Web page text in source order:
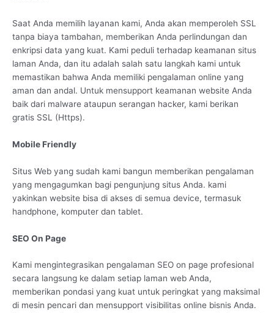
Saat Anda memilih layanan kami, Anda akan memperoleh SSL
tanpa biaya tambahan, memberikan Anda perlindungan dan
enkripsi data yang kuat. Kami peduli terhadap keamanan situs
laman Anda, dan itu adalah salah satu langkah kami untuk
memastikan bahwa Anda memiliki pengalaman online yang
aman dan andal. Untuk mensupport keamanan website Anda
baik dari malware ataupun serangan hacker, kami berikan
gratis SSL (Https).
Mobile Friendly
Situs Web yang sudah kami bangun memberikan pengalaman
yang mengagumkan bagi pengunjung situs Anda. kami
yakinkan website bisa di akses di semua device, termasuk
handphone, komputer dan tablet.
SEO On Page
Kami mengintegrasikan pengalaman SEO on page profesional
secara langsung ke dalam setiap laman web Anda,
memberikan pondasi yang kuat untuk peringkat yang maksimal
di mesin pencari dan mensupport visibilitas online bisnis Anda.